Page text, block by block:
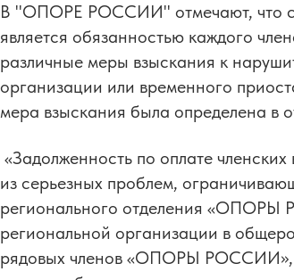
В "ОПОРЕ РОССИИ" отмечают, что
является обязанностью каждого
различные меры взыскания к
организации или временного
мера взыскания была определена в
«Задолженность по оплате
из серьезных проблем,
регионального отделения «ОПОРЫ
региональной организации в
рядовых членов «ОПОРЫ РОССИИ»,